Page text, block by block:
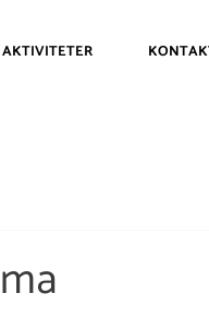
AKTIVITETER